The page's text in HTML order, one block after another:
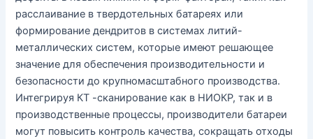
расслаивание в твердотельных батареях или
формирование дендритов в системах литий-
металлических систем, которые имеют решающее
значение для обеспечения производительности и
безопасности до крупномасштабного производства.
Интегрируя КТ -сканирование как в НИОКР, так и в
производственные процессы, производители батареи
могут повысить контроль качества, сокращать отходы